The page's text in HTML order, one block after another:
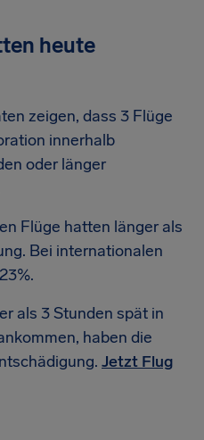
heute
zeigen, dass 3 Flüge
innerhalb
oder länger
Flüge hatten länger als
Bei internationalen
als 3 Stunden spät in
haben die
Jetzt Flug